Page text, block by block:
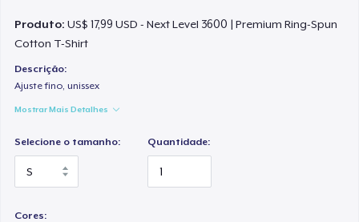
Produto:US$ 17,99 USD - Next Level 3600 | Premium Ring-Spun
Cotton T-Shirt
Descrição:
Ajuste fino, unissex
Mostrar Mais Detalhes
Selecione o tamanho: Quantidade:
Cores: